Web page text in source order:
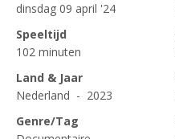
dinsdag 09 april '24
Speeltijd
102 minuten
Land & Jaar
Nederland - 2023
Genre/Tag